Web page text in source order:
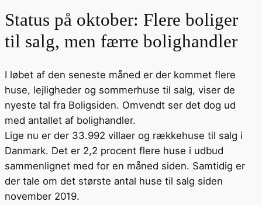
Status på oktober: Flere boliger
til salg, men færre bolighandler
I løbet af den seneste måned er der kommet flere
huse, lejligheder og sommerhuse til salg, viser de
nyeste tal fra Boligsiden. Omvendt ser det dog ud
med antallet af bolighandler.
Lige nu er der 33.992 villaer og rækkehuse til salg i
Danmark. Det er 2,2 procent flere huse i udbud
sammenlignet med for en måned siden. Samtidig er
der tale om det største antal huse til salg siden
november 2019.